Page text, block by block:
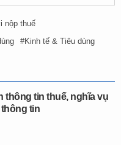
nộp thuế
Kinh tế & Tiêu dùng
thông tin thuế, nghĩa vụ
tin